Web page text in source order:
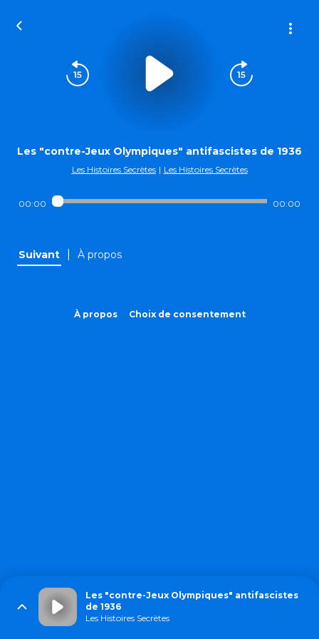
Les "contre-Jeux Olympiques" antifascistes de 1936
Les Histoires Secrètes | Les Histoires Secrètes
00:00 00:00
Suivant À propos
À propos Choix de consentement
Les "contre-Jeux Olympiques" antifascistes
de 1936
Les Histoires Secrètes